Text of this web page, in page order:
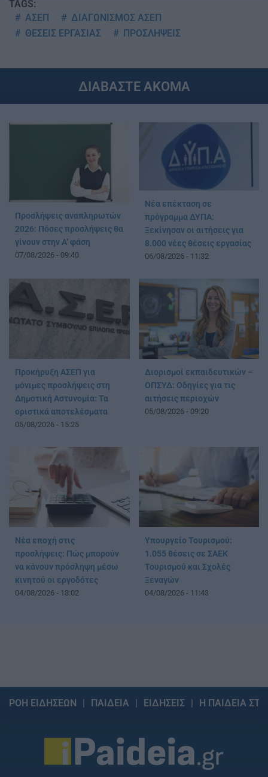
TAGS:
ΑΣΕΠ
ΔΙΑΓΩΝΙΣΜΟΣ ΑΣΕΠ
ΘΕΣΕΙΣ ΕΡΓΑΣΙΑΣ
ΠΡΟΣΛΗΨΕΙΣ
ΔΙΑΒΑΣΤΕ ΑΚΟΜΑ
Προσλήψεις αναπληρωτών
2026: Πόσες προσλήψεις θα
γίνουν στην Α’ φάση
07/08/2026 - 09:40
Νέα επέκταση σε
πρόγραμμα ΔΥΠΑ:
Ξεκίνησαν οι αιτήσεις για
8.000 νέες θέσεις εργασίας
06/08/2026 - 11:32
Προκήρυξη ΑΣΕΠ για
μόνιμες προσλήψεις στη
Δημοτική Αστυνομία: Τα
οριστικά αποτελέσματα
05/08/2026 - 15:25
Διορισμοί εκπαιδευτικών –
ΟΠΣΥΔ: Οδηγίες για τις
αιτήσεις περιοχών
05/08/2026 - 09:20
Νέα εποχή στις
προσλήψεις: Πώς μπορούν
να κάνουν πρόσληψη μέσω
κινητού οι εργοδότες
04/08/2026 - 13:02
Υπουργείο Τουρισμού:
1.055 θέσεις σε ΣΑΕΚ
Τουρισμού και Σχολές
Ξεναγών
04/08/2026 - 11:43
ΡΟΗ ΕΙΔΗΣΕΩΝ ΠΑΙΔΕΙΑ ΕΙΔΗΣΕΙΣ Η ΠΑΙΔΕΙΑ